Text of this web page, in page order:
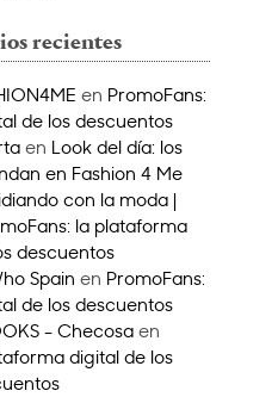
recientes
en PromoFans:
de los descuentos
en Look del día: los
en Fashion 4 Me
con la moda |
la plataforma
descuentos
Spain en PromoFans:
de los descuentos
- Checosa en
digital de los